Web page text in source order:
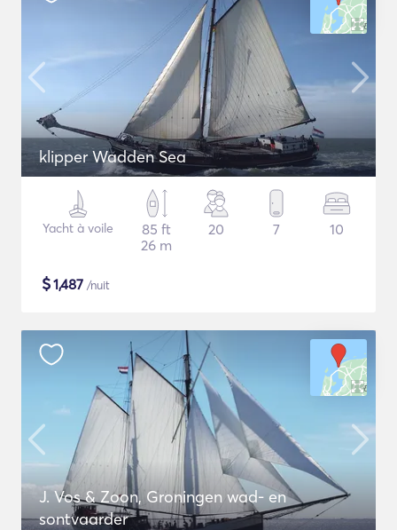
klipper Wadden Sea
Yacht à voile
85 ft
26 m
20 7 10
$1,487 /nuit
J. Vos & Zoon, Groningen wad- en
sontvaarder